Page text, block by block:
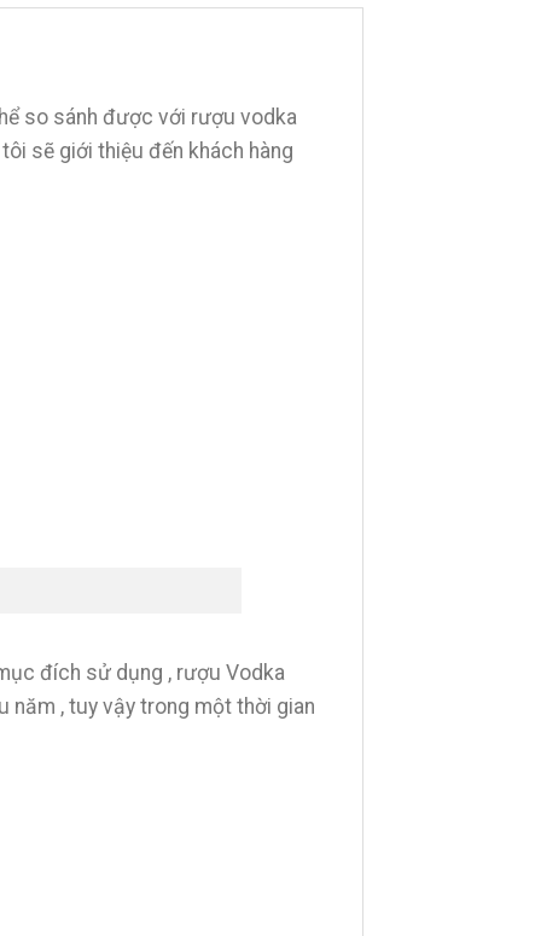
so sánh được với rượu vodka
sẽ giới thiệu đến khách hàng
đích sử dụng , rượu Vodka
năm , tuy vậy trong một thời gian